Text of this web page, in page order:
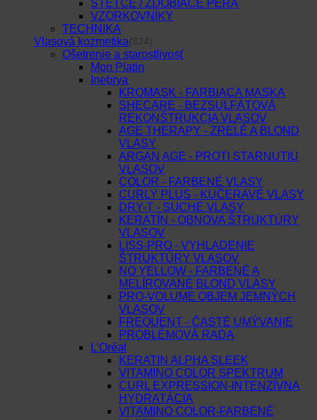
ŠTETCE / ZDOBIACE PERÁ
VZORKOVNÍKY
TECHNIKA
Vlasová kozmetika(324)
Ošetrenie a starostlivosť
Mon Platin
Inebrya
KROMASK - FARBIACA MASKA
SHECARE - BEZSULFÁTOVÁ
REKONŠTRUKCIA VLASOV
AGE THERAPY - ZRELÉ A BLOND
VLASY
ARGAN AGE - PROTI STARNUTIU
VLASOV
COLOR - FARBENÉ VLASY
CURLY PLUS - KUČERAVÉ VLASY
DRY-T - SUCHÉ VLASY
KERATÍN - OBNOVA ŠTRUKTÚRY
VLASOV
LISS-PRO - VYHLADENIE
ŠTRUKTÚRY VLASOV
NO YELLOW - FARBENÉ A
MELÍROVANÉ BLOND VLASY
PRO-VOLUME OBJEM JEMNÝCH
VLASOV
FREQUENT - ČASTÉ UMÝVANIE
PROBLÉMOVÁ RADA
L’Oréal
KERATIN ALPHA SLEEK
VITAMINO COLOR SPEKTRUM
CURL EXPRESSION-INTENZÍVNA
HYDRATÁCIA
VITAMINO COLOR-FARBENÉ